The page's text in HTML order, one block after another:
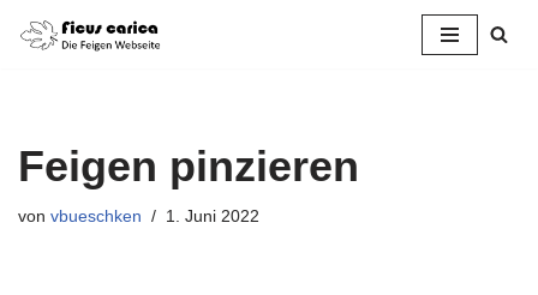
Feigen pinzieren
von vbueschken 1. Juni 2022